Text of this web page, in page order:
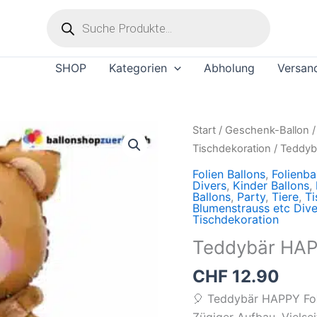
SHOP Kategorien Abholung
Start / Geschenk-Ballon /
Tischdekoration /
Folien Ballons,
Divers, Kinder Ballons,
Ballons, Party, Tiere,
Blumenstrauss etc
Tischdekoration
Teddybär
CHF 12.90
🎈 Teddybär HAPPY
Teddybär
HAPPY
Folienballon
Menge